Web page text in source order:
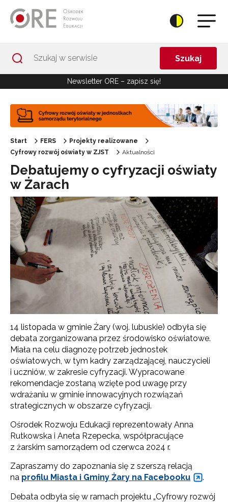
Szukaj
Newsletter ORE – zapisz się!
Start FERS
Projekty realizowane
Cyfrowy rozwój oświaty w ZJST
Aktualności
Debatujemy o cyfryzacji oświaty
w Żarach
14 listopada w gminie Żary (woj. lubuskie) odbyła się
debata zorganizowana przez środowisko oświatowe.
Miała na celu diagnozę potrzeb jednostek
oświatowych, w tym kadry zarządzającej, nauczycieli
i uczniów, w zakresie cyfryzacji. Wypracowane
rekomendacje zostaną wzięte pod uwagę przy
wdrażaniu w gminie innowacyjnych rozwiązań
strategicznych w obszarze cyfryzacji.
Ośrodek Rozwoju Edukacji reprezentowały Anna
Rutkowska i Aneta Rzepecka, współpracujące
z żarskim samorządem od czerwca 2024 r.
Zapraszamy do zapoznania się z szerszą relacją
na profilu Miasta i Gminy Żary na Facebooku
.
Debata odbyła się w ramach projektu „Cyfrowy rozwój